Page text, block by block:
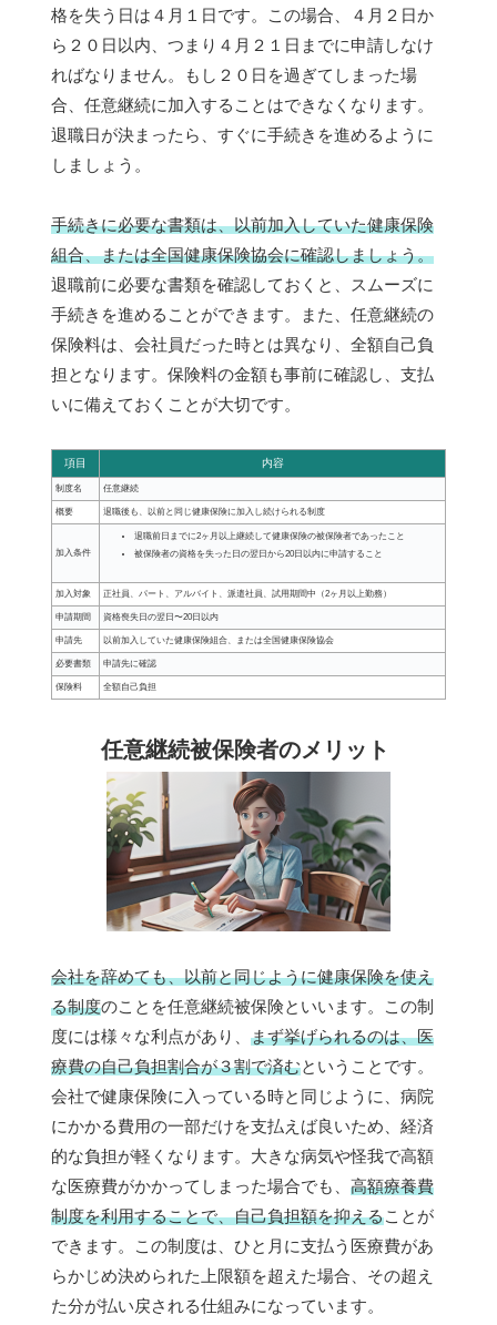
格を失う日は４月１日です。この場合、４月２日か
ら２０日以内、つまり４月２１日までに申請しなけ
ればなりません。もし２０日を過ぎてしまった場
合、任意継続に加入することはできなくなります。
退職日が決まったら、すぐに手続きを進めるように
しましょう。
手続きに必要な書類は、以前加入していた健康保険
組合、または全国健康保険協会に確認しましょう。
退職前に必要な書類を確認しておくと、スムーズに
手続きを進めることができます。また、任意継続の
保険料は、会社員だった時とは異なり、全額自己負
担となります。保険料の金額も事前に確認し、支払
いに備えておくことが大切です。
項目 内容
制度名 任意継続
概要 退職後も、以前と同じ健康保険に加入し続けられる制度
加入条件
退職前日までに2ヶ月以上継続して健康保険の被保険者であったこと
被保険者の資格を失った日の翌日から20日以内に申請すること
加入対象 正社員、パート、アルバイト、派遣社員、試用期間中（2ヶ月以上勤務）
申請期間 資格喪失日の翌日〜20日以内
申請先 以前加入していた健康保険組合、または全国健康保険協会
必要書類 申請先に確認
保険料 全額自己負担
任意継続被保険者のメリット
会社を辞めても、以前と同じように健康保険を使え
る制度のことを任意継続被保険といいます。この制
度には様々な利点があり、 まず挙げられるのは、医
療費の自己負担割合が３割で済むということです。
会社で健康保険に入っている時と同じように、病院
にかかる費用の一部だけを支払えば良いため、経済
的な負担が軽くなります。大きな病気や怪我で高額
な医療費がかかってしまった場合でも、 高額療養費
制度を利用することで、自己負担額を抑えることが
できます。この制度は、ひと月に支払う医療費があ
らかじめ決められた上限額を超えた場合、その超え
た分が払い戻される仕組みになっています。